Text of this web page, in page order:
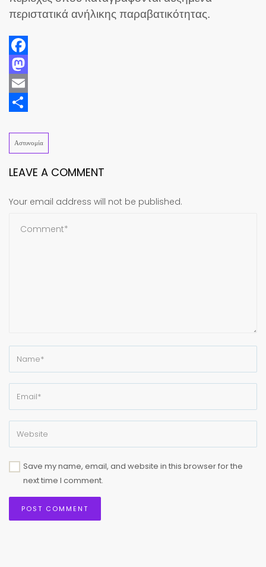
περιστατικά ανήλικης παραβατικότητας.
Facebook
Mastodon
Email
Αστυνομία
LEAVE A COMMENT
Your email address will not be published.
Save my name, email, and website in this browser for the
next time I comment.